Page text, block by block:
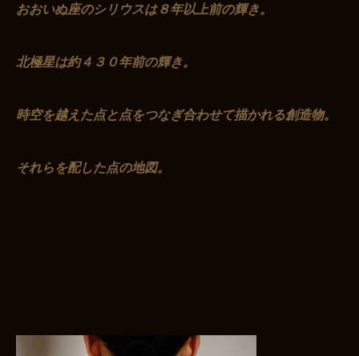
おおいぬ座のシリウスは８年以上前の輝き。
北極星は約４３０年前の輝き。
時空を越えた点と点をつなぎ合わせて描かれる創造物。
それらを配した点の地図。